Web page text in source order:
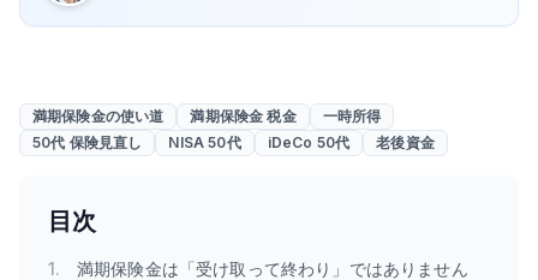
満期保険金の使い道 満期保険金 税金
一時所得
50代 保険見直し
NISA 50代 iDeCo 50代 老後資金
目次
1.
満期保険金は「受け取って終わり」ではありません